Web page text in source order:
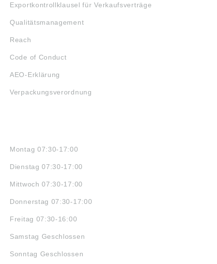
Exportkontrollklausel für Verkaufsverträge
Qualitätsmanagement
Reach
Code of Conduct
AEO-Erklärung
Verpackungsverordnung
Montag 07:30-17:00
Dienstag 07:30-17:00
Mittwoch 07:30-17:00
Donnerstag 07:30-17:00
Freitag 07:30-16:00
Samstag Geschlossen
Sonntag Geschlossen